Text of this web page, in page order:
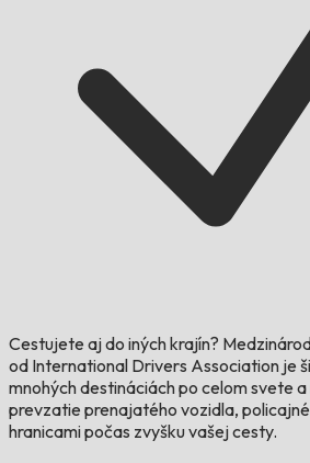
Cestujete aj do iných krajín?
od International Drivers Association je
mnohých destináciách po celom svete
prevzatie prenajatého vozidla,
hranicami počas zvyšku vašej cesty.